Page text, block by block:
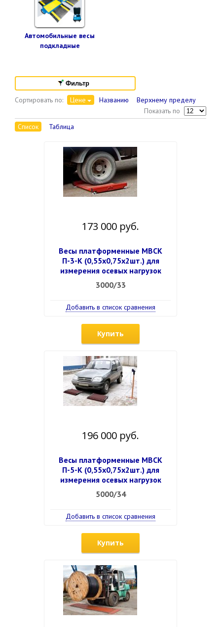
Автомобильные весы
подкладные
Фильтр
Сортировать по: Цене Названию
Верхнему пределу
Показать по
Список
Таблица
173 000 руб.
Весы платформенные МВСК
П-3-К (0,55х0,75х2шт.) для
измерения осевых нагрузок
3000/33
Добавить в список сравнения
Купить
196 000 руб.
Весы платформенные МВСК
П-5-К (0,55х0,75х2шт.) для
измерения осевых нагрузок
5000/34
Добавить в список сравнения
Купить